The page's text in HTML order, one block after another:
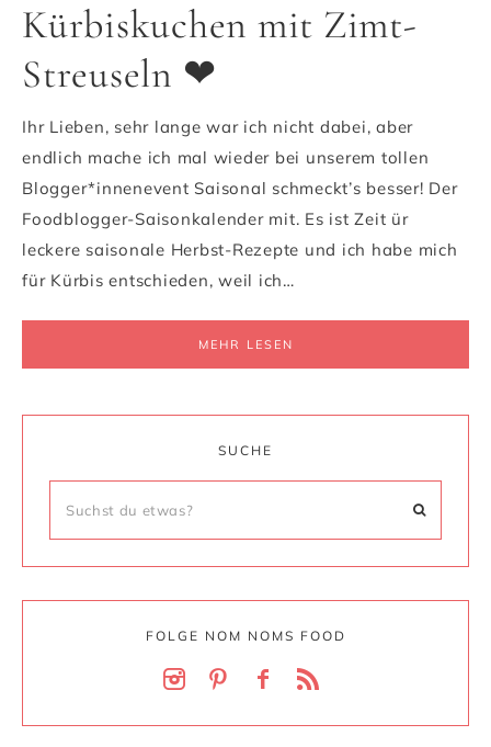
Kürbiskuchen mit Zimt-
Streuseln ❤
Ihr Lieben, sehr lange war ich nicht dabei, aber
endlich mache ich mal wieder bei unserem tollen
Blogger*innenevent Saisonal schmeckt’s besser! Der
Foodblogger-Saisonkalender mit. Es ist Zeit ür
leckere saisonale Herbst-Rezepte und ich habe mich
für Kürbis entschieden, weil ich…
MEHR LESEN
SUCHE
FOLGE NOM NOMS FOOD